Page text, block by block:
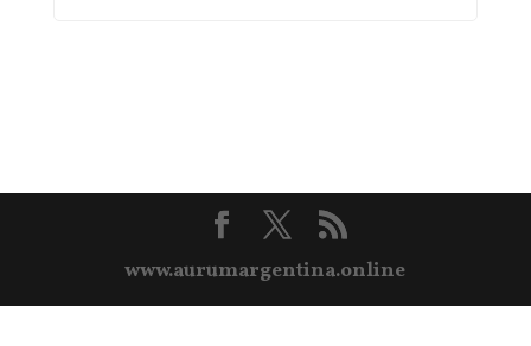
www.aurumargentina.online